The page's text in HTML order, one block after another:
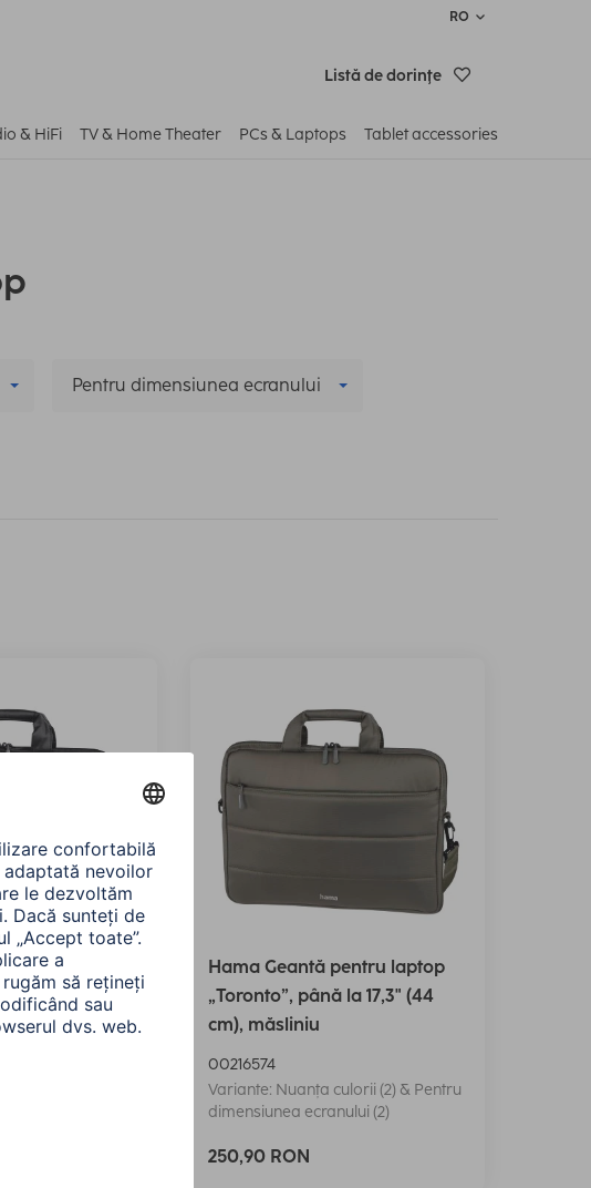
RO
Listă de dorinţe
& HiFi TV & Home Theater PCs & Laptops Tablet accessories
Pentru dimensiunea ecranului
laptop
la 17,3" (44
Hama Geantă pentru laptop
„Toronto”, până la 17,3" (44
cm), măsliniu
00216574
Variante: Nuanța culorii (2) & Pentru
dimensiunea ecranului (2)
250,90 RON